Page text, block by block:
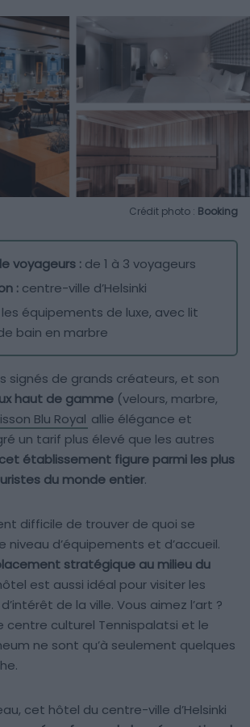
Crédit photo : Booking
voyageurs : de 1 à 3 voyageurs
: centre-ville d’Helsinki
les équipements de luxe, avec lit
bain en marbre
signés de grands créateurs, et son
haut de gamme (velours, marbre,
Blu Royal allie élégance et
un tarif plus élevé que les autres
cet établissement figure parmi les plus
du monde entier.
difficile de trouver de quoi se
niveau d’équipements et d’accueil.
stratégique au milieu du
est aussi idéal pour visiter les
de la ville. Vous aimez l’art ?
centre culturel Tennispalatsi et le
ne sont qu’à seulement quelques
cet hôtel du centre-ville d’Helsinki